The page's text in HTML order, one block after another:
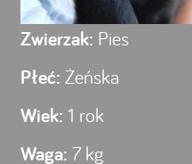
Zwierzak: Pies
Płeć: Żeńska
Wiek: 1 rok
Waga: 7 kg